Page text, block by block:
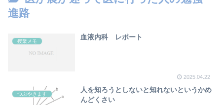
進路
授業メモ
血液内科 レポート
2025.04.22
つぶやきます
人を知ろうとしないと知れないというかめ
んどくさい